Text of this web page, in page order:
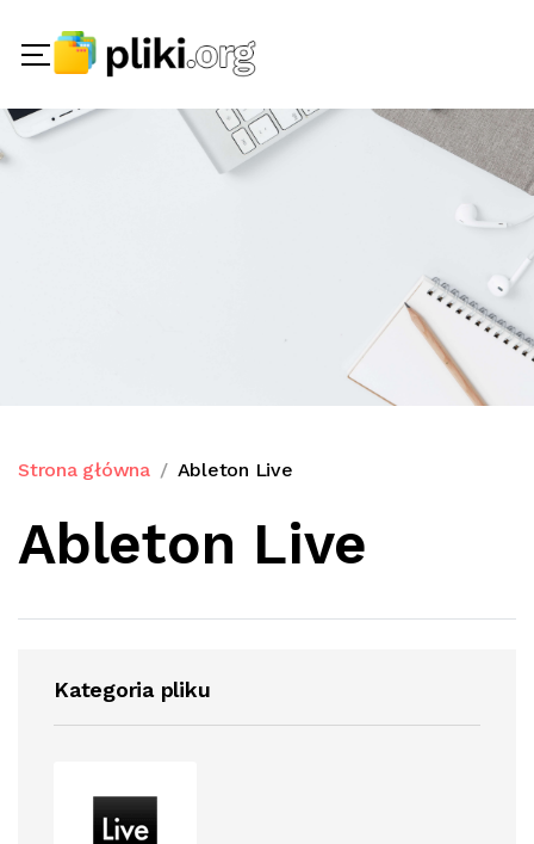
Strona główna Ableton Live
Ableton Live
Kategoria pliku